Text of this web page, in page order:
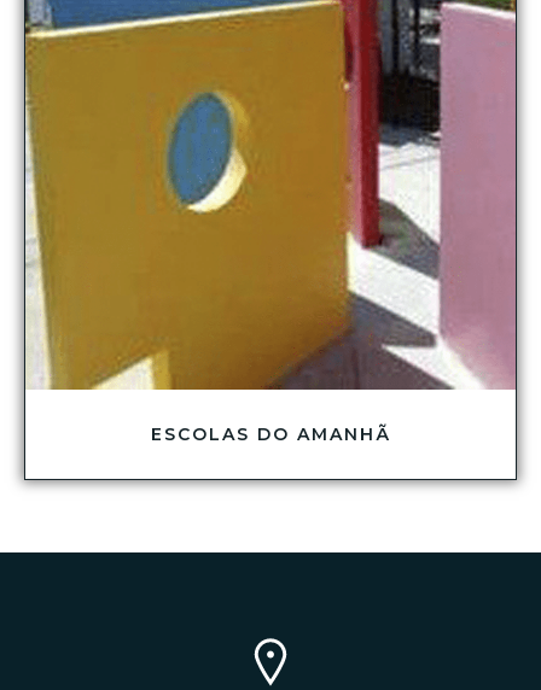
ESCOLAS DO AMANHÃ